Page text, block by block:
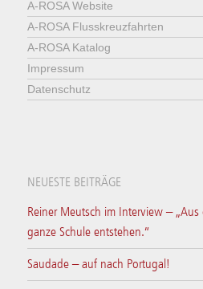
A-ROSA Website
A-ROSA Flusskreuzfahrten
A-ROSA Katalog
Impressum
Datenschutz
NEUESTE BEITRÄGE
Reiner Meutsch im Interview – „Aus
ganze Schule entstehen.“
Saudade – auf nach Portugal!